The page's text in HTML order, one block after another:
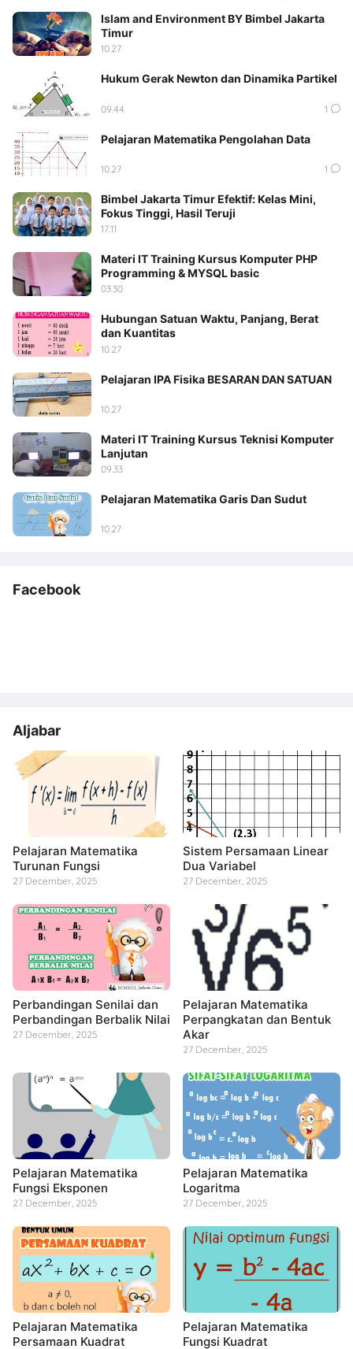
Islam and Environment BY Bimbel Jakarta
Timur
10.27
Hukum Gerak Newton dan Dinamika Partikel
09.44 1
Pelajaran Matematika Pengolahan Data
10.27 1
Bimbel Jakarta Timur Efektif: Kelas Mini,
Fokus Tinggi, Hasil Teruji
17.11
Materi IT Training Kursus Komputer PHP
Programming & MYSQL basic
03.30
Hubungan Satuan Waktu, Panjang, Berat
dan Kuantitas
10.27
Pelajaran IPA Fisika BESARAN DAN SATUAN
10.27
Materi IT Training Kursus Teknisi Komputer
Lanjutan
09.33
Pelajaran Matematika Garis Dan Sudut
10.27
Facebook
Aljabar
Pelajaran Matematika
Turunan Fungsi
27 December, 2025
Sistem Persamaan Linear
Dua Variabel
27 December, 2025
Perbandingan Senilai dan
Perbandingan Berbalik Nilai
27 December, 2025
Pelajaran Matematika
Perpangkatan dan Bentuk
Akar
27 December, 2025
Pelajaran Matematika
Fungsi Eksponen
27 December, 2025
Pelajaran Matematika
Logaritma
27 December, 2025
Pelajaran Matematika
Persamaan Kuadrat
Pelajaran Matematika
Fungsi Kuadrat